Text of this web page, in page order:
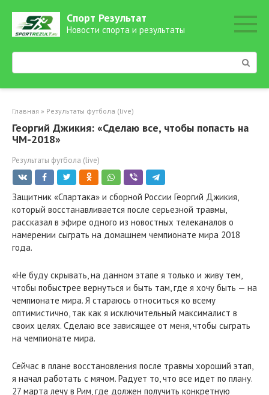
контенту
Спорт Результат
Новости спорта и результаты
Поиск:
Главная » Результаты футбола (live)
Георгий Джикия: «Сделаю все, чтобы попасть на
ЧМ-2018»
Результаты футбола (live)
Защитник «Спартака» и сборной России Георгий Джикия,
который восстанавливается после серьезной травмы,
рассказал в эфире одного из новостных телеканалов о
намерении сыграть на домашнем чемпионате мира 2018
года.
«Не буду скрывать, на данном этапе я только и живу тем,
чтобы побыстрее вернуться и быть там, где я хочу быть — на
чемпионате мира. Я стараюсь относиться ко всему
оптимистично, так как я исключительный максималист в
своих целях. Сделаю все зависящее от меня, чтобы сыграть
на чемпионате мира.
Сейчас в плане восстановления после травмы хороший этап,
я начал работать с мячом. Радует то, что все идет по плану.
27 марта лечу в Рим, где должен получить конкретную